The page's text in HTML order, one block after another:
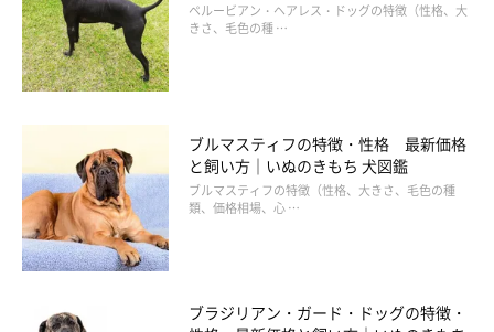
ペルービアン・ヘアレス・ドッグの特徴（性格、大
きさ、毛色の種 …
ブルマスティフの特徴・性格 最新価格
と飼い方｜いぬのきもち 犬図鑑
ブルマスティフの特徴（性格、大きさ、毛色の種
類、価格相場、心 …
ブラジリアン・ガード・ドッグの特徴・